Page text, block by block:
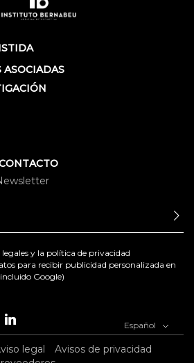
y la política de privacidad
para recibir publicidad personalizada en
Google)
Youtube Español
legal
Avisos de privacidad